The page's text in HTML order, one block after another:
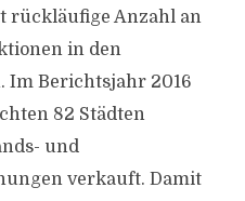
rückläufige Anzahl an
in den
Im Berichtsjahr 2016
82 Städten
und
verkauft. Damit